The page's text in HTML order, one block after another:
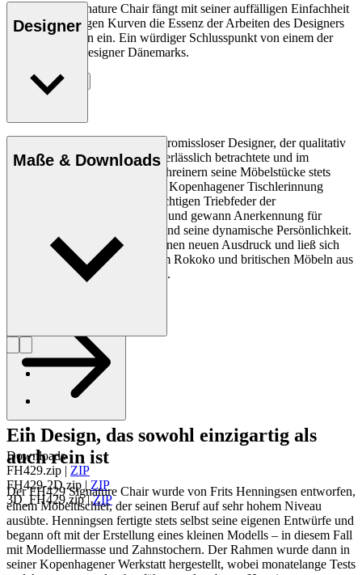
Der FH429 Signature Chair fängt mit seiner auffälligen Einfachheit
und den anmutigen Kurven die Essenz der Arbeiten des Designers
Frits Henningsen ein. Ein würdiger Schlusspunkt von einem der
größten Möbeldesigner Dänemarks.
Entdecke mehr
Designer
Frits Henningsen war ein kompromissloser Designer, der qualitativ
hochwertiges Handwerk als unerlässlich betrachtete und im
Gegensatz zu anderen Möbelschreinern seine Möbelstücke stets
selbst entwarf. Als Mitglied der Kopenhagener Tischlerinnung
wurde Henningsen zu einer wichtigen Triebfeder der
Möbelausstellungen dieser Zeit und gewann Anerkennung für
seinen perfektionistischen Stil und seine dynamische Persönlichkeit.
Er gab traditionellen Designs einen neuen Ausdruck und ließ sich
vom französischen Empire, dem Rokoko und britischen Möbeln aus
dem 17. Jahrhundert inspirieren.
Maße & Downloads
Downloads
FH429.zip | ZIP
FH429-2D.zip | ZIP
3D_FH429.zip|ZIP
Ein Design, das sowohl einzigartig als
auch rein ist
Der FH429 Signature Chair wurde von Frits Henningsen entworfen,
einem Möbeltischler, der seinen Beruf auf sehr hohem Niveau
ausübte. Henningsen fertigte stets selbst seine eigenen Entwürfe und
begann oft mit der Erstellung eines kleinen Modells – in diesem Fall
mit Modelliermasse und Zahnstochern. Der Rahmen wurde dann in
seiner Kopenhagener Werkstatt hergestellt, wobei monatelange Tests